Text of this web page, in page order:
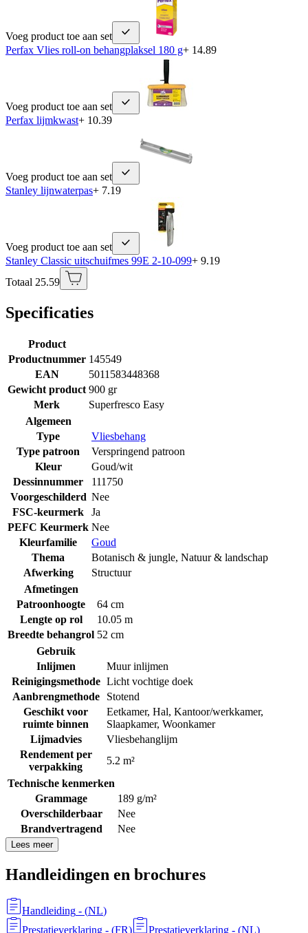
Voeg product toe aan set
Perfax Vlies roll-on behangplaksel 180 g+ 14.89
Voeg product toe aan set
Perfax lijmkwast+ 10.39
Voeg product toe aan set
Stanley lijnwaterpas+ 7.19
Voeg product toe aan set
Stanley Classic uitschuifmes 99E 2-10-099+ 9.19
Totaal 25.59
Specificaties
Product
Productnummer 145549
EAN
5011583448368
Gewicht product 900 gr
Merk
Superfresco Easy
Algemeen
Type
Vliesbehang
Type patroon
Verspringend patroon
Kleur
Goud/wit
Dessinnummer
111750
Voorgeschilderd Nee
FSC-keurmerk
Ja
PEFC Keurmerk Nee
Kleurfamilie
Goud
Thema
Botanisch & jungle, Natuur & landschap
Afwerking
Structuur
Afmetingen
Patroonhoogte
64 cm
Lengte op rol
10.05 m
Breedte behangrol 52 cm
Gebruik
Inlijmen
Muur inlijmen
Reinigingsmethode Licht vochtige doek
Aanbrengmethode
Stotend
Geschikt voor
ruimte binnen
Eetkamer, Hal, Kantoor/werkkamer,
Slaapkamer, Woonkamer
Lijmadvies
Vliesbehanglijm
Rendement per
verpakking
5.2 m²
Technische kenmerken
Grammage
189 g/m²
Overschilderbaar
Nee
Brandvertragend
Nee
Lees meer
Handleidingen en brochures
Handleiding - (NL)
Prestatieverklaring - (FR) Prestatieverklaring - (NL)